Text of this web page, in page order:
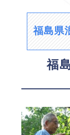
福島県
福